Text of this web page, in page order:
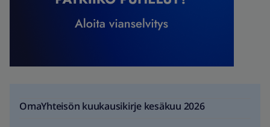
OmaYhteisön kuukausikirje kesäkuu 2026